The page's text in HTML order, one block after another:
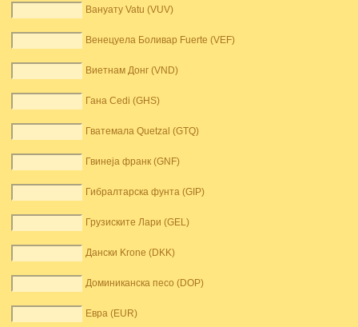
Вануату Vatu (VUV)
Венецуела Боливар Fuerte (VEF)
Виетнам Донг (VND)
Гана Cedi (GHS)
Гватемала Quetzal (GTQ)
Гвинеја франк (GNF)
Гибралтарска фунта (GIP)
Грузиските Лари (GEL)
Дански Krone (DKK)
Доминиканска песо (DOP)
Евра (EUR)